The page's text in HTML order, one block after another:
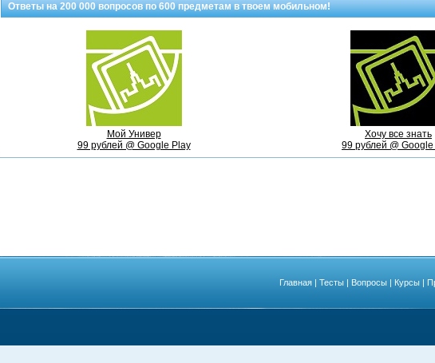
Ответы на200 000вопросов по600 предметамв твоем мобильном!
Мой Универ
99 рублей @ Google Play
Хочу все знать
99 рублей @
Главная | Тесты | Вопросы | Курсы |